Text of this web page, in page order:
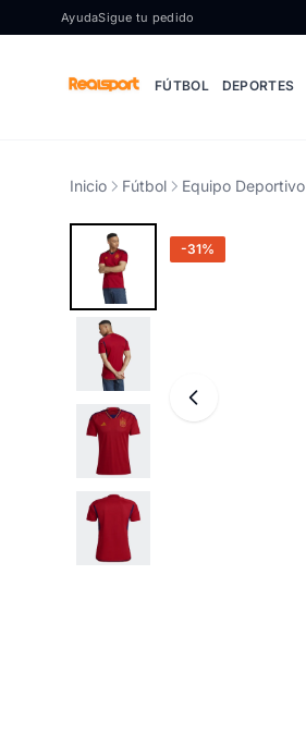
Ir al contenido
AyudaSigue tu pedido
FÚTBOL DEPORTES
Inicio Fútbol Equipo Deportivo
-31%